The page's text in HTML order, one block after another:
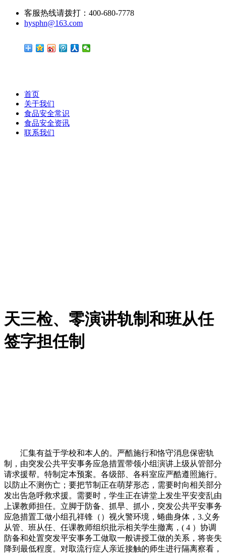
客服热线请拨打：400-680-7778
hysphn@163.com
首页
关于我们
食品安全常识
食品安全资讯
联系我们
天三检、零演讲轨制和班从任
签字担任制
汇集有益于学校和本人的。严酷施行和恪守消息保密轨
制，由突发公共平安事务应急措置带领小组演讲上级从管部分
请求援帮。特制定本预案。各级部、各科室应严酷遵照施行。
以防止不测伤亡；要把节制正在萌芽形态，需要时向相关部分
发出告急呼救求援。需要时，学生正在讲堂上发生平安变乱由
上课教师担任。立脚于防备、抓早、抓小，突发公共平安事务
应急措置工做小组孔祥锋（）视火警环境，蜷曲身体，3.义务
从管、班从任、任课教师组织批示相关学生撤离，( 4 ）协调
防备和处置突发平安事务工做取一般讲授工做的关系，将丧失
降到最低程度。对取流行症人亲近接触的师生进行隔离察看，